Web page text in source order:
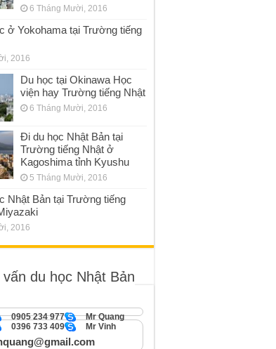
6 Tháng Mười, 2016
ở Yokohama tại Trường tiếng
2016
Du học tại Okinawa Học
viện hay Trường tiếng Nhật
6 Tháng Mười, 2016
Đi du học Nhật Bản tại
Trường tiếng Nhật ở
Kagoshima tỉnh Kyushu
5 Tháng Mười, 2016
Nhật Bản tại Trường tiếng
2016
du học Nhật Bản
Mr Quang
0905 234 977
Mr Vinh
0396 733 409